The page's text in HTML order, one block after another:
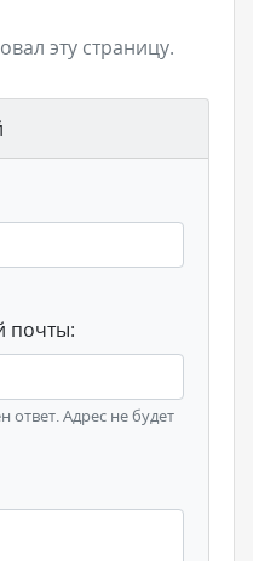
эту страницу.
почты:
ответ. Адрес не будет